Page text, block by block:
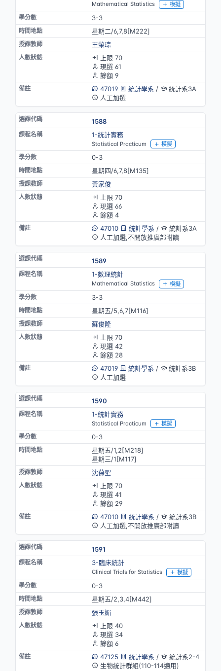
Mathematical Statistics 模擬
3-3
星期二/6,7,8[M222]
王榮琮
上限 70
現選 61
餘額 9
47019
統計學系 /
統計系3A
人工加選
1588
1-統計實務
Statistical Practicum 模擬
0-3
星期四/6,7,8[M135]
黃家俊
上限 70
現選 66
餘額 4
47010
統計學系 /
統計系3A
人工加選,不開放推廣部附讀
1589
1-數理統計
Mathematical Statistics 模擬
3-3
星期五/5,6,7[M116]
蘇俊隆
上限 70
現選 42
餘額 28
47019
統計學系 /
統計系3B
人工加選
1590
1-統計實務
Statistical Practicum 模擬
0-3
星期五/1,2[M218]
星期三/1[M117]
沈葆聖
上限 70
現選 41
餘額 29
47010
統計學系 /
統計系3B
人工加選,不開放推廣部附讀
1591
3-臨床統計
Clinical Trials for Statistics 模擬
0-3
星期五/2,3,4[M442]
張玉媚
上限 40
現選 34
餘額 6
47125
統計學系 /
統計系2-4
生物統計群組(110-114適用)